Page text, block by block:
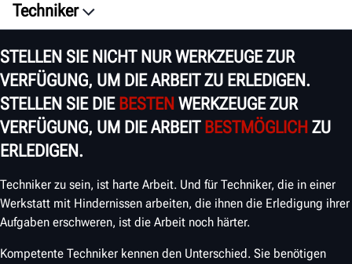
Techniker
Kundenberichte
Investitionsrentabilität
Schulung
TECHNIKER-
KENNTNISSE
STELLEN SIE NICHT NUR WERKZEUGE ZUR
VERFÜGUNG, UM DIE ARBEIT ZU ERLEDIGEN.
STELLEN SIE DIE BESTEN WERKZEUGE ZUR
VERFÜGUNG, UM DIE ARBEIT BESTMÖGLICH ZU
ERLEDIGEN.
Techniker zu sein, ist harte Arbeit. Und für Techniker, die in einer
Werkstatt mit Hindernissen arbeiten, die ihnen die Erledigung ihrer
Aufgaben erschweren, ist die Arbeit noch härter.
Kompetente Techniker kennen den Unterschied. Sie benötigen